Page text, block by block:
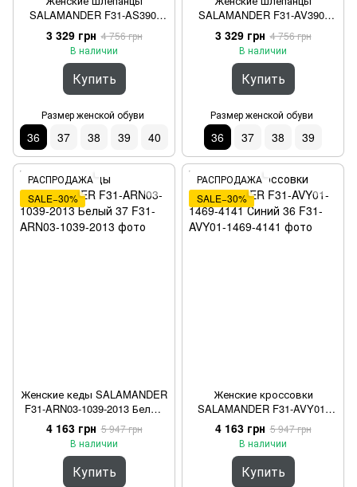
SALAMANDER F31-AS390-
1000-2100 Бежевый 36
3 329 грн 4 756 грн
В наличии
Купить
Размер женской обуви
36 37 38 39 40
SALAMANDER F31-AV390-
1400-1400 Бежевый 36
3 329 грн 4 756 грн
В наличии
Купить
Размер женской обуви
36 37 38 39
РАСПРОДАЖА
SALE−30%
Женские кеды SALAMANDER
F31-ARN03-1039-2013 Белый
37
4 163 грн 5 947 грн
В наличии
Купить
РАСПРОДАЖА
SALE−30%
Женские кроссовки
SALAMANDER F31-AVY01-
1469-4141 Синий 36
4 163 грн 5 947 грн
В наличии
Купить